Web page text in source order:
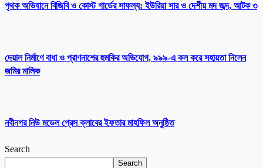
পৃথক অভিযানে বিজিবি ও কোস্ট গার্ডের সাফল্য: ইউরিয়া সার ও দেশীয় মদ জব্দ, আটক ৩
দেয়াল নির্মাণে বাধা ও প্রাণনাশের হুমকির অভিযোগ, ৯৯৯-এ কল করে সহায়তা নিলেন
জমির মালিক
নবীনগর নিউ মডেল প্রেস ক্লাবের ইফতার মাহফিল অনুষ্ঠিত
Search
Search